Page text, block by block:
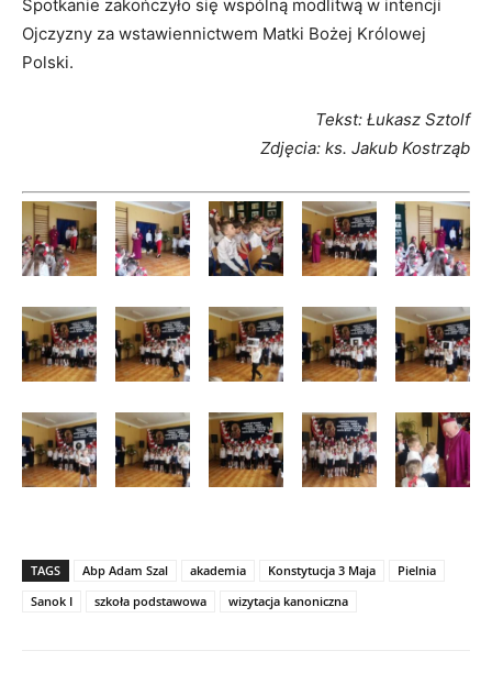
Spotkanie zakończyło się wspólną modlitwą w intencji
Ojczyzny za wstawiennictwem Matki Bożej Królowej
Polski.
Tekst: Łukasz Sztolf
Zdjęcia: ks. Jakub Kostrząb
TAGS Abp Adam Szal akademia Konstytucja 3 Maja
Pielnia
Sanok I
szkoła podstawowa wizytacja kanoniczna